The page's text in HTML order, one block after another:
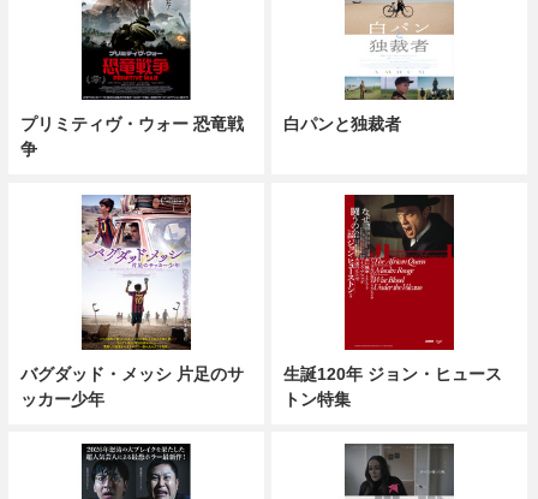
プリミティヴ・ウォー 恐竜戦
争
白パンと独裁者
バグダッド・メッシ 片足のサ
ッカー少年
生誕120年 ジョン・ヒュース
トン特集